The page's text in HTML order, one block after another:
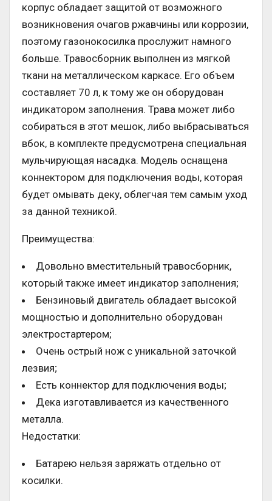
корпус обладает защитой от возможного
возникновения очагов ржавчины или коррозии,
поэтому газонокосилка прослужит намного
больше. Травосборник выполнен из мягкой
ткани на металлическом каркасе. Его объем
составляет 70 л, к тому же он оборудован
индикатором заполнения. Трава может либо
собираться в этот мешок, либо выбрасываться
вбок, в комплекте предусмотрена специальная
мульчирующая насадка. Модель оснащена
коннектором для подключения воды, которая
будет омывать деку, облегчая тем самым уход
за данной техникой.
Преимущества:
Довольно вместительный травосборник,
который также имеет индикатор заполнения;
Бензиновый двигатель обладает высокой
мощностью и дополнительно оборудован
электростартером;
Очень острый нож с уникальной заточкой
лезвия;
Есть коннектор для подключения воды;
Дека изготавливается из качественного
металла.
Недостатки:
Батарею нельзя заряжать отдельно от
косилки.